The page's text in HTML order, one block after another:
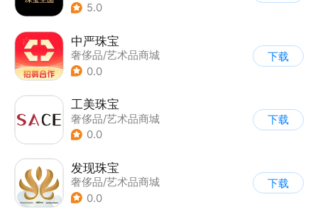
5.0
中严珠宝
奢侈品/艺术品商城
0.0
下载
工美珠宝
奢侈品/艺术品商城
0.0
下载
发现珠宝
奢侈品/艺术品商城
0.0
下载